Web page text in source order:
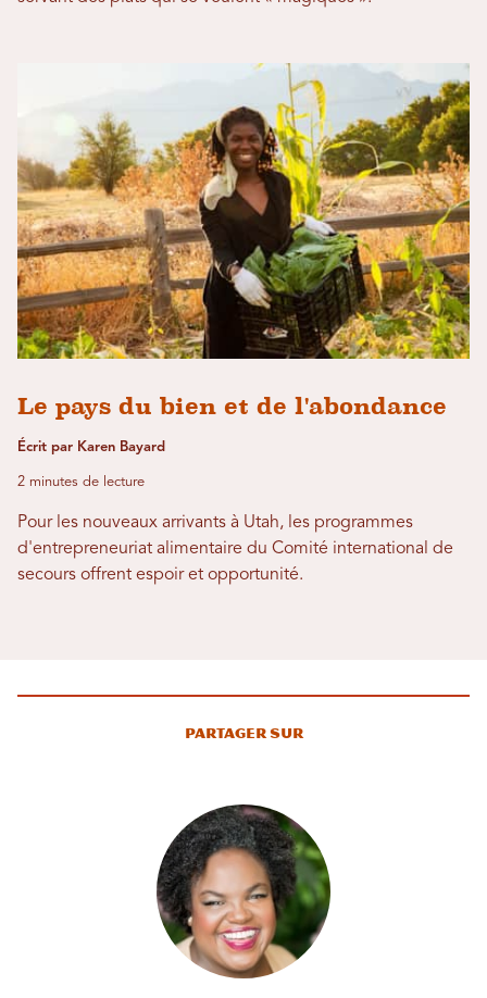
Le pays du bien et de l'abondance
Écrit par Karen Bayard
2 minutes de lecture
Pour les nouveaux arrivants à Utah, les programmes
d'entrepreneuriat alimentaire du Comité international de
secours offrent espoir et opportunité.
Partager sur